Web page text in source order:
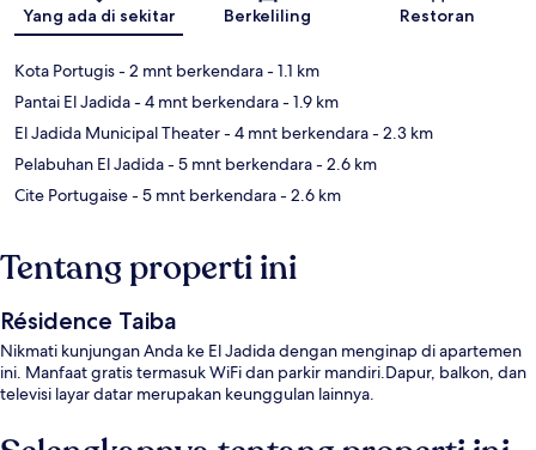
Yang ada di sekitar Berkeliling Restoran
Kota Portugis- 2 mnt berkendara- 1.1 km
Pantai El Jadida- 4 mnt berkendara- 1.9 km
El Jadida Municipal Theater- 4 mnt berkendara- 2.3 km
Pelabuhan El Jadida- 5 mnt berkendara- 2.6 km
Cite Portugaise- 5 mnt berkendara- 2.6 km
Tentang properti ini
Résidence Taiba
Nikmati kunjungan Anda ke El Jadida dengan menginap di apartemen
ini. Manfaat gratis termasuk WiFi dan parkir mandiri.Dapur, balkon, dan
televisi layar datar merupakan keunggulan lainnya.